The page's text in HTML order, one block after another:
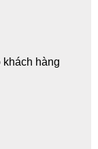
khách hàng